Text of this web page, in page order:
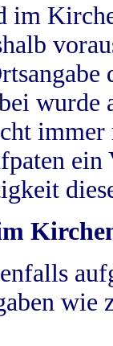
im
wurde
wie